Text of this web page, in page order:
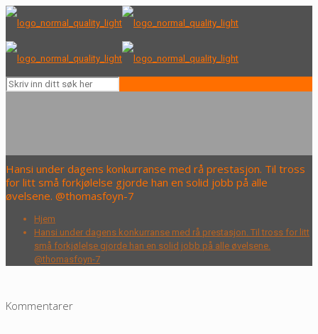
Hansi under dagens konkurranse med rå prestasjon. Til tross
for litt små forkjølelse gjorde han en solid jobb på alle
øvelsene. @thomasfoyn-7
Hjem
Hansi under dagens konkurranse med rå prestasjon. Til tross for litt
små forkjølelse gjorde han en solid jobb på alle øvelsene.
@thomasfoyn-7
Kommentarer